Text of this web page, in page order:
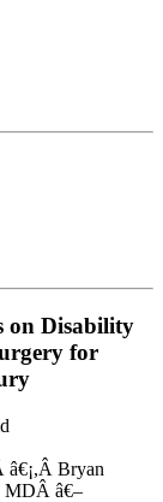
on Disability
for
Bryan
MDÂ â€–